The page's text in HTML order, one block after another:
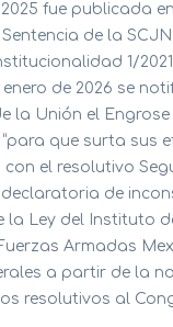
fue publicada
de la
1/
enero de 2026 se
la Unión el
que surta sus
el resolutivo
declaratoria de
la Ley del Instituto
Armadas
a partir de la
resolutivos al